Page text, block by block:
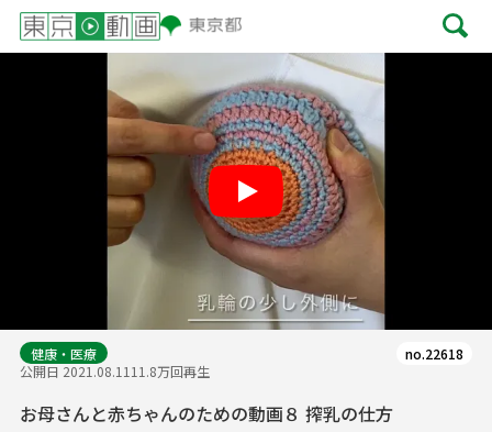
健康・医療
公開日 2021.08.1111.8万回再生
no.22618
お母さんと赤ちゃんのための動画８ 搾乳の仕方